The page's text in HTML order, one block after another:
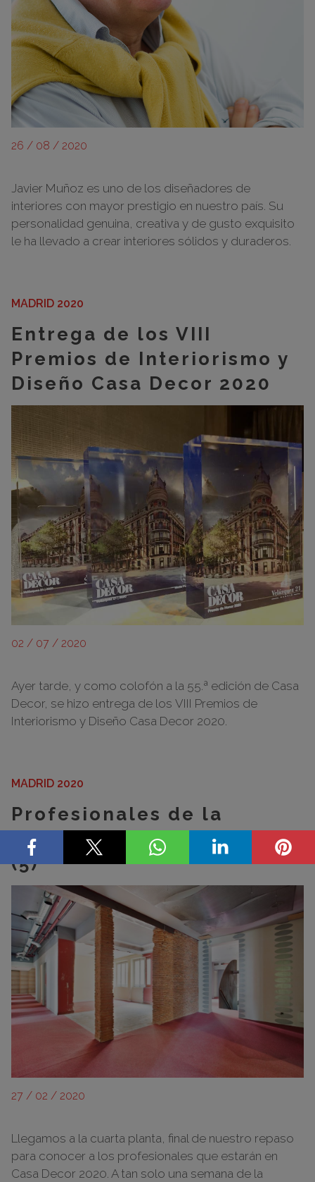
26 / 08 / 2020
Javier Muñoz es uno de los diseñadores de
interiores con mayor prestigio en nuestro país. Su
personalidad genuina, creativa y de gusto exquisito
le ha llevado a crear interiores sólidos y duraderos.
MADRID 2020
Entrega de los VIII
Premios de Interiorismo y
Diseño Casa Decor 2020
02 / 07 / 2020
Ayer tarde, y como colofón a la 55.ª edición de Casa
Decor, se hizo entrega de los VIII Premios de
Interiorismo y Diseño Casa Decor 2020.
MADRID 2020
Profesionales de la
edición Casa Decor 2020
(5)
27 / 02 / 2020
Llegamos a la cuarta planta, final de nuestro repaso
para conocer a los profesionales que estarán en
Casa Decor 2020. A tan solo una semana de la